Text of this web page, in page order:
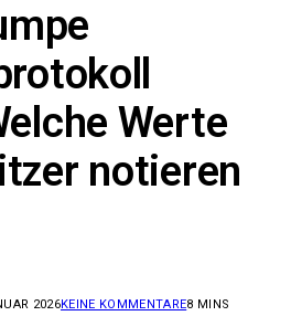
Werte
notieren
2026KEINE KOMMENTARE8 MINS